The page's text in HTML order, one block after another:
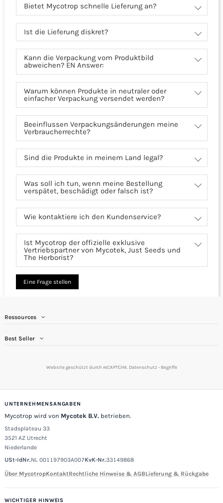
Bietet Mycotrop schnelle Lieferung an?
Ist die Lieferung diskret?
Kann die Verpackung vom Produktbild
abweichen? EN Answer:
Warum können Produkte in neutraler oder
einfacher Verpackung versendet werden?
Beeinflussen Verpackungsänderungen meine
Verbraucherrechte?
Sind die Produkte in meinem Land legal?
Was soll ich tun, wenn meine Bestellung
verspätet, beschädigt oder falsch ist?
Wie kontaktiere ich den Kundenservice?
Ist Mycotrop der offizielle exklusive
Vertriebspartner von Mycotek, Just Seeds und
The Herborist?
Eine Frage stellen
Ressources
Best Seller
Website geschützt durch reCAPTCHA. Datenschutz - Begriffe
UNTERNEHMENSANGABEN
Mycotrop wird von Mycotek B.V. betrieben.
Stadsplateau 33
3521 AZ Utrecht
Niederlande
USt-IdNr.NL 001197903A007KvK-Nr.33149868
Über MycotropKontaktRechtliche Hinweise & AGBLieferung & Rückgabe
WICHTIGER HINWEIS